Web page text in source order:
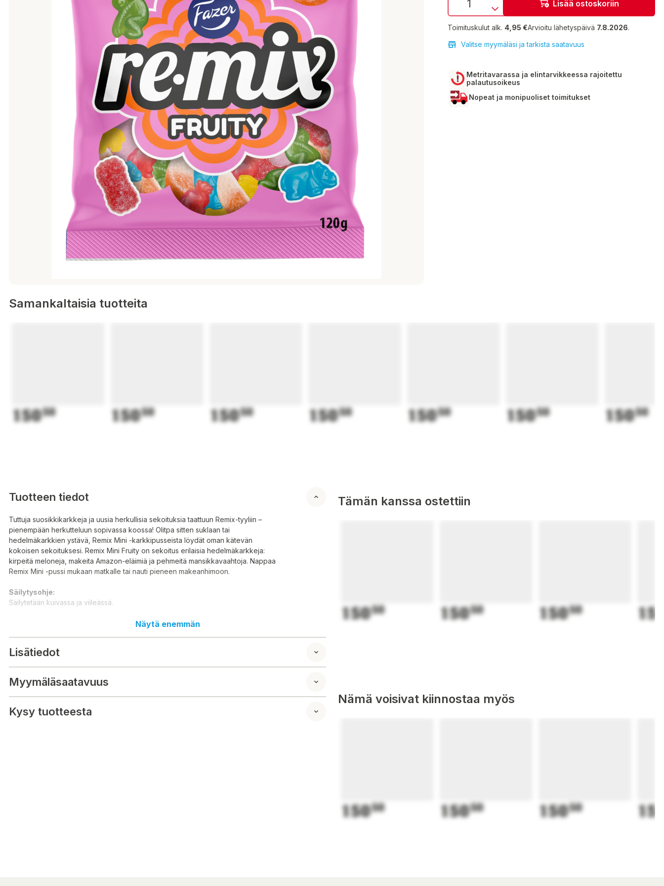
Lisää ostoskoriin
Toimituskulut alk. 4,95 €Arvioitu lähetyspäivä 7.8.2026.
Valitse myymäläsi ja tarkista saatavuus
Metritavarassa ja elintarvikkeessa rajoitettu
palautusoikeus
Nopeat ja monipuoliset toimitukset
Samankaltaisia tuotteita
15050 15050 15050 15050 15050 15050 15050
Tuotteen tiedot
Tuttuja suosikkikarkkeja ja uusia herkullisia sekoituksia taattuun Remix-tyyliin –
pienempään herkutteluun sopivassa koossa! Olitpa sitten suklaan tai
hedelmäkarkkien ystävä, Remix Mini -karkkipusseista löydät oman kätevän
kokoisen sekoituksesi. Remix Mini Fruity on sekoitus erilaisia hedelmäkarkkeja:
kirpeitä meloneja, makeita Amazon-eläimiä ja pehmeitä mansikkavaahtoja. Nappaa
Remix Mini -pussi mukaan matkalle tai nauti pieneen makeanhimoon.
Säilytysohje:
Säilytetään kuivassa ja viileässä.
elintarvikkeet (kurpitsa-, porkkana-, retiisi- ja omenatiiviste), kokonaan kovetettu
kasvirasva (rypsi, auringonkukka), aromit, tärkkelys, pintakäsittelyaine (E903), värit
E-koodit:
E120 E141 E100 E132 E160a E270 E330 E325 E420 E903
Näytä enemmän
Lisätiedot
Myymäläsaatavuus
Kysy tuotteesta
Tämän kanssa ostettiin
15050 15050 15050
Nämä voisivat kiinnostaa myös
15050 15050 15050